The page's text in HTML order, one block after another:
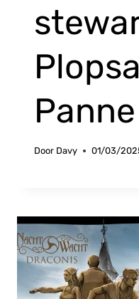
Panne
Door Davy 01/03/